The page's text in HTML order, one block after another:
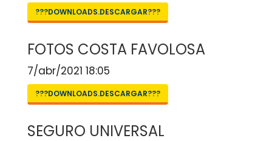
???DOWNLOADS.DESCARGAR???
FOTOS COSTA FAVOLOSA
7/abr/2021 18:05
???DOWNLOADS.DESCARGAR???
SEGURO UNIVERSAL